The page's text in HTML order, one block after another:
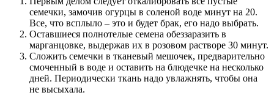
семечки, замочив огурцы в соленой воде минут на 20.
Все, что всплыло – это и будет брак, его надо выбрать.
Оставшиеся полнотелые семена обеззаразить в
марганцовке, выдержав их в розовом растворе 30 минут.
Сложить семечки в тканевый мешочек, предварительно
смоченный в воде и оставить на блюдечке на несколько
дней. Периодически ткань надо увлажнять, чтобы она
не высыхала.